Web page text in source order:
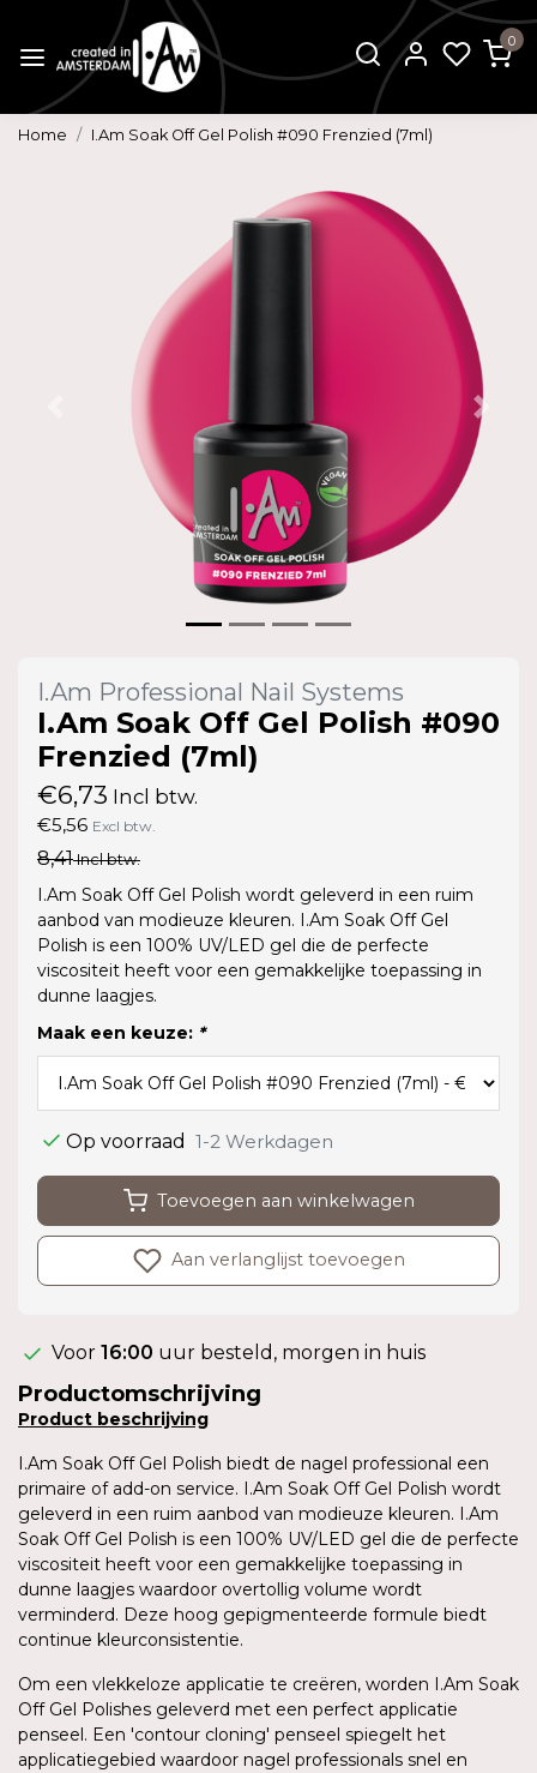
0
Home I.Am Soak Off Gel Polish #090 Frenzied (7ml)
I.Am Professional Nail Systems
I.Am Soak Off Gel Polish #090
Frenzied (7ml)
€6,73 Incl btw.
€5,56 Excl btw.
8,41Incl btw.
I.Am Soak Off Gel Polish wordt geleverd in een ruim
aanbod van modieuze kleuren. I.Am Soak Off Gel
Polish is een 100% UV/LED gel die de perfecte
viscositeit heeft voor een gemakkelijke toepassing in
dunne laagjes.
Maak een keuze: *
Op voorraad 1-2 Werkdagen
Toevoegen aan winkelwagen
Aan verlanglijst toevoegen
Voor 16:00 uur besteld, morgen in huis
Productomschrijving
Product beschrijving
I.Am Soak Off Gel Polish biedt de nagel professional een
primaire of add-on service. I.Am Soak Off Gel Polish wordt
geleverd in een ruim aanbod van modieuze kleuren. I.Am
Soak Off Gel Polish is een 100% UV/LED gel die de perfecte
viscositeit heeft voor een gemakkelijke toepassing in
dunne laagjes waardoor overtollig volume wordt
verminderd. Deze hoog gepigmenteerde formule biedt
continue kleurconsistentie.
Om een vlekkeloze applicatie te creëren, worden I.Am Soak
Off Gel Polishes geleverd met een perfect applicatie
penseel. Een 'contour cloning' penseel spiegelt het
applicatiegebied waardoor nagel professionals snel en